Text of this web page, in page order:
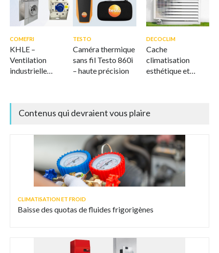
COMEFRI
KHLE –
Ventilation
industrielle
TESTO
Caméra thermique
sans fil Testo 860i
– haute précision
DECOCLIM
Cache
climatisation
esthétique et
Contenus qui devraient vous plaire
CLIMATISATION ET FROID
Baisse des quotas de fluides frigorigènes